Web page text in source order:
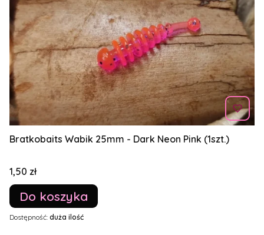
Bratkobaits Wabik 25mm - Dark Neon Pink (1szt.)
Cena
1,50 zł
Do koszyka
Dostępność: duża ilość